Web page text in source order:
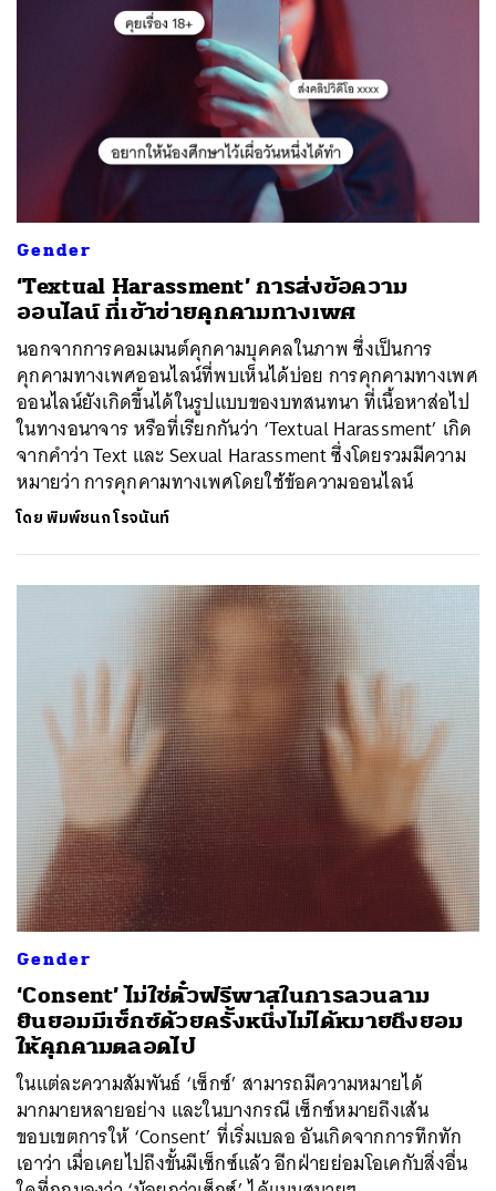
Gender
‘Textual Harassment’ การส่งข้อความ
ออนไลน์ ที่เข้าข่ายคุกคามทางเพศ
นอกจากการคอมเมนต์คุกคามบุคคลในภาพ ซึ่งเป็นการ
คุกคามทางเพศออนไลน์ที่พบเห็นได้บ่อย การคุกคามทางเพศ
ออนไลน์ยังเกิดขึ้นได้ในรูปแบบของบทสนทนา ที่เนื้อหาส่อไป
ในทางอนาจาร หรือที่เรียกกันว่า ‘Textual Harassment’ เกิด
จากคำว่า Text และ Sexual Harassment ซึ่งโดยรวมมีความ
หมายว่า การคุกคามทางเพศโดยใช้ข้อความออนไลน์
โดยพิมพ์ชนก โรจนันท์
Gender
‘Consent’ ไม่ใช่ตั๋วฟรีพาสในการลวนลาม
ยินยอมมีเซ็กซ์ด้วยครั้งหนึ่งไม่ได้หมายถึงยอม
ให้คุกคามตลอดไป
ในแต่ละความสัมพันธ์ ‘เซ็กซ์’ สามารถมีความหมายได้
มากมายหลายอย่าง และในบางกรณี เซ็กซ์หมายถึงเส้น
ขอบเขตการให้ ‘Consent’ ที่เริ่มเบลอ อันเกิดจากการทึกทัก
เอาว่า เมื่อเคยไปถึงขั้นมีเซ็กซ์แล้ว อีกฝ่ายย่อมโอเคกับสิ่งอื่น